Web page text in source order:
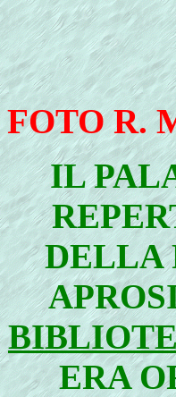
FOTO R.
IL
DELLA
ERA